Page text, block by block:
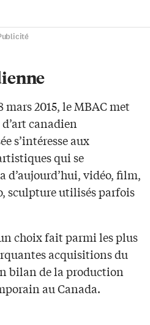
mars 2015, le MBAC met
canadien
s’intéresse aux
qui se
d’aujourd’hui, vidéo, film,
sculpture utilisés parfois
choix fait parmi les plus
acquisitions du
bilan de la production
au Canada.